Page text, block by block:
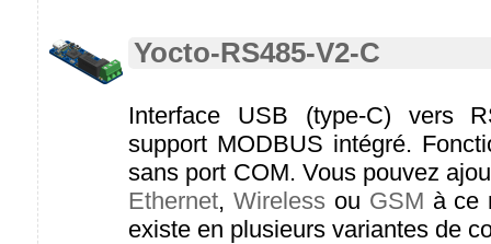
Yocto-RS485-V2-C
Interface USB (type-C) vers
support MODBUS intégré.
sans port COM. Vous pouvez
Ethernet, Wirelessou GSM à ce
existe en plusieurs variantes de